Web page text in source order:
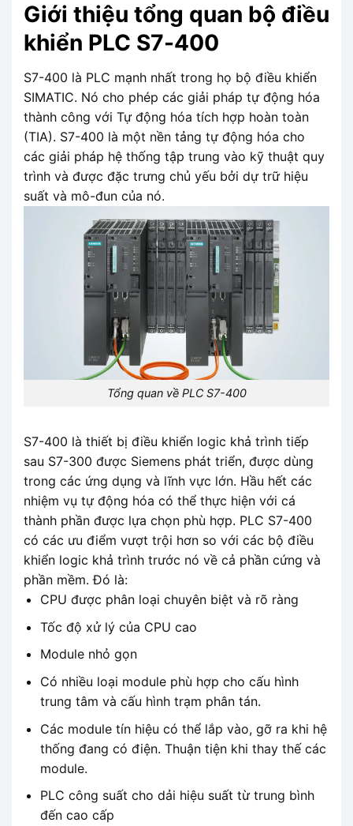
Giới thiệu tổng quan bộ điều
khiển PLC S7-400
S7-400 là PLC mạnh nhất trong họ bộ điều khiển
SIMATIC. Nó cho phép các giải pháp tự động hóa
thành công với Tự động hóa tích hợp hoàn toàn
(TIA). S7-400 là một nền tảng tự động hóa cho
các giải pháp hệ thống tập trung vào kỹ thuật quy
trình và được đặc trưng chủ yếu bởi dự trữ hiệu
suất và mô-đun của nó.
Tổng quan về PLC S7-400
S7-400 là thiết bị điều khiển logic khả trình tiếp
sau S7-300 được Siemens phát triển, được dùng
trong các ứng dụng và lĩnh vực lớn. Hầu hết các
nhiệm vụ tự động hóa có thể thực hiện với cá
thành phần được lựa chọn phù hợp. PLC S7-400
có các ưu điểm vượt trội hơn so với các bộ điều
khiển logic khả trình trước nó về cả phần cứng và
phần mềm. Đó là:
CPU được phân loại chuyên biệt và rõ ràng
Tốc độ xử lý của CPU cao
Module nhỏ gọn
Có nhiều loại module phù hợp cho cấu hình
trung tâm và cấu hình trạm phân tán.
Các module tín hiệu có thể lắp vào, gỡ ra khi hệ
thống đang có điện. Thuận tiện khi thay thế các
module.
PLC công suất cho dải hiệu suất từ ​​trung bình
đến cao cấp